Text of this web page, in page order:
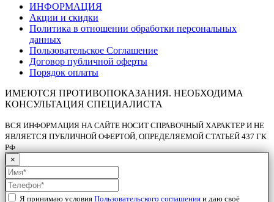
ИНФОРМАЦИЯ
Акции и скидки
Политика в отношении обработки персональных
данных
Пользовательское Соглашение
Договор публичной оферты
Порядок оплаты
ИМЕЮТСЯ ПРОТИВОПОКАЗАНИЯ. НЕОБХОДИМА
КОНСУЛЬТАЦИЯ СПЕЦИАЛИСТА
ВСЯ ИНФОРМАЦИЯ НА САЙТЕ НОСИТ СПРАВОЧНЫЙ ХАРАКТЕР И НЕ
ЯВЛЯЕТСЯ ПУБЛИЧНОЙ ОФЕРТОЙ, ОПРЕДЕЛЯЕМОЙ СТАТЬЕЙ 437 ГК
РФ
×
Я принимаю условия Пользовательского соглашения и даю своё